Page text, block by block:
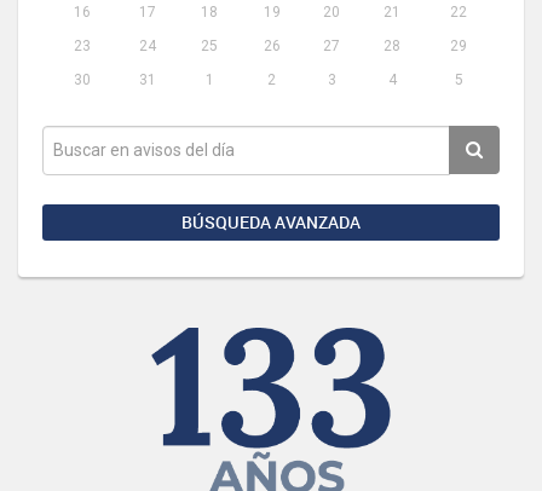
16
17 18 19 20 21
22
23
24 25 26 27 28
29
30
31 1 2 3 4 5
BÚSQUEDA AVANZADA